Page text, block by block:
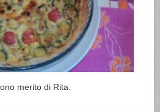
merito di Rita.